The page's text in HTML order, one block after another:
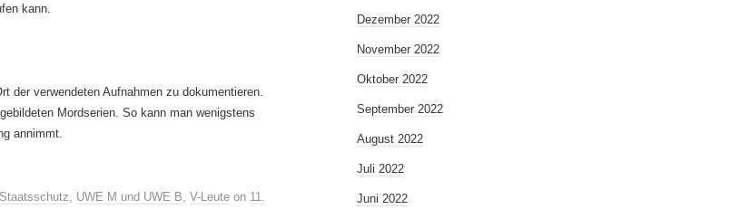
kann.
der verwendeten Aufnahmen zu dokumentieren.
Mordserien. So kann man wenigstens
annimmt.
Staatsschutz UWE M und UWE B V-Leute on 11.
Dezember 2022
November 2022
Oktober 2022
September 2022
August 2022
Juli 2022
Juni 2022